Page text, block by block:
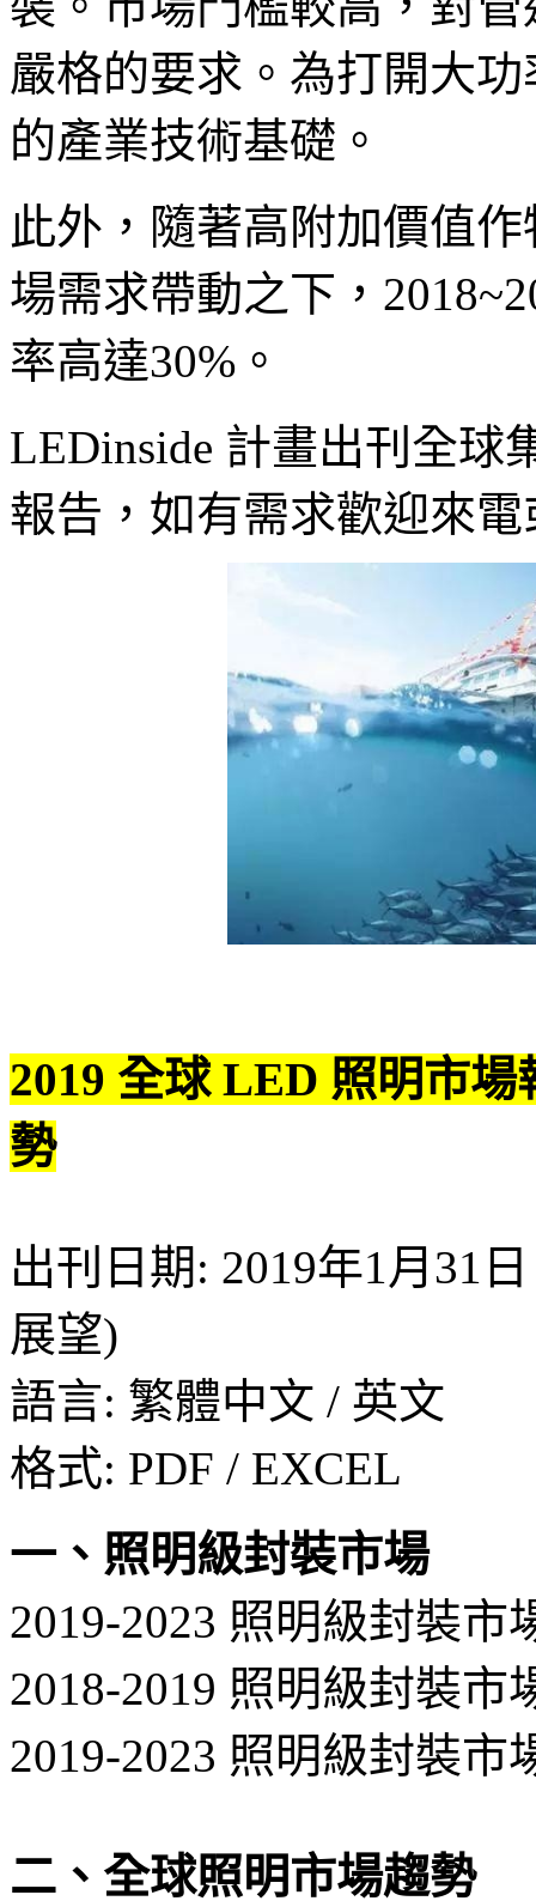
嚴格的要求。為打開大
的產業技術基礎。
此外，隨著高附加價值
場需求帶動之下，
率高達30%。
LEDinside 計畫出刊全球
報告，如有需求歡迎來
2019 全球 LED 照明市
勢
出刊日期: 2019年1月31
展望)
語言: 繁體中文 / 英文
格式: PDF / EXCEL
一、照明級封裝市場
2019-2023 照明級封裝市
2018-2019 照明級封裝市
2019-2023 照明級封裝
二、全球照明市場趨勢